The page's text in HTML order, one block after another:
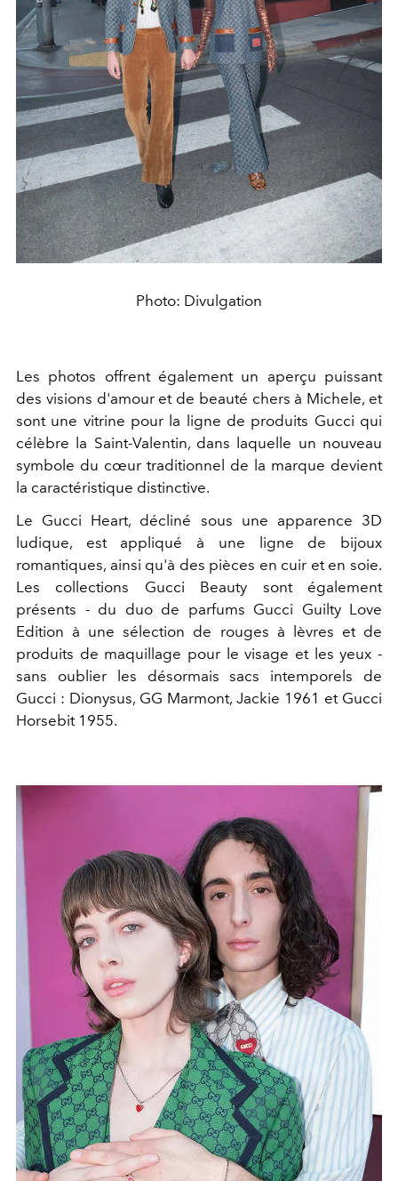
Photo: Divulgation
Les photos offrent également un aperçu puissant
des visions d'amour et de beauté chers à Michele, et
sont une vitrine pour la ligne de produits Gucci qui
célèbre la Saint-Valentin, dans laquelle un nouveau
symbole du cœur traditionnel de la marque devient
la caractéristique distinctive.
Le Gucci Heart, décliné sous une apparence 3D
ludique, est appliqué à une ligne de bijoux
romantiques, ainsi qu'à des pièces en cuir et en soie.
Les collections Gucci Beauty sont également
présents - du duo de parfums Gucci Guilty Love
Edition à une sélection de rouges à lèvres et de
produits de maquillage pour le visage et les yeux -
sans oublier les désormais sacs intemporels de
Gucci : Dionysus, GG Marmont, Jackie 1961 et Gucci
Horsebit 1955.